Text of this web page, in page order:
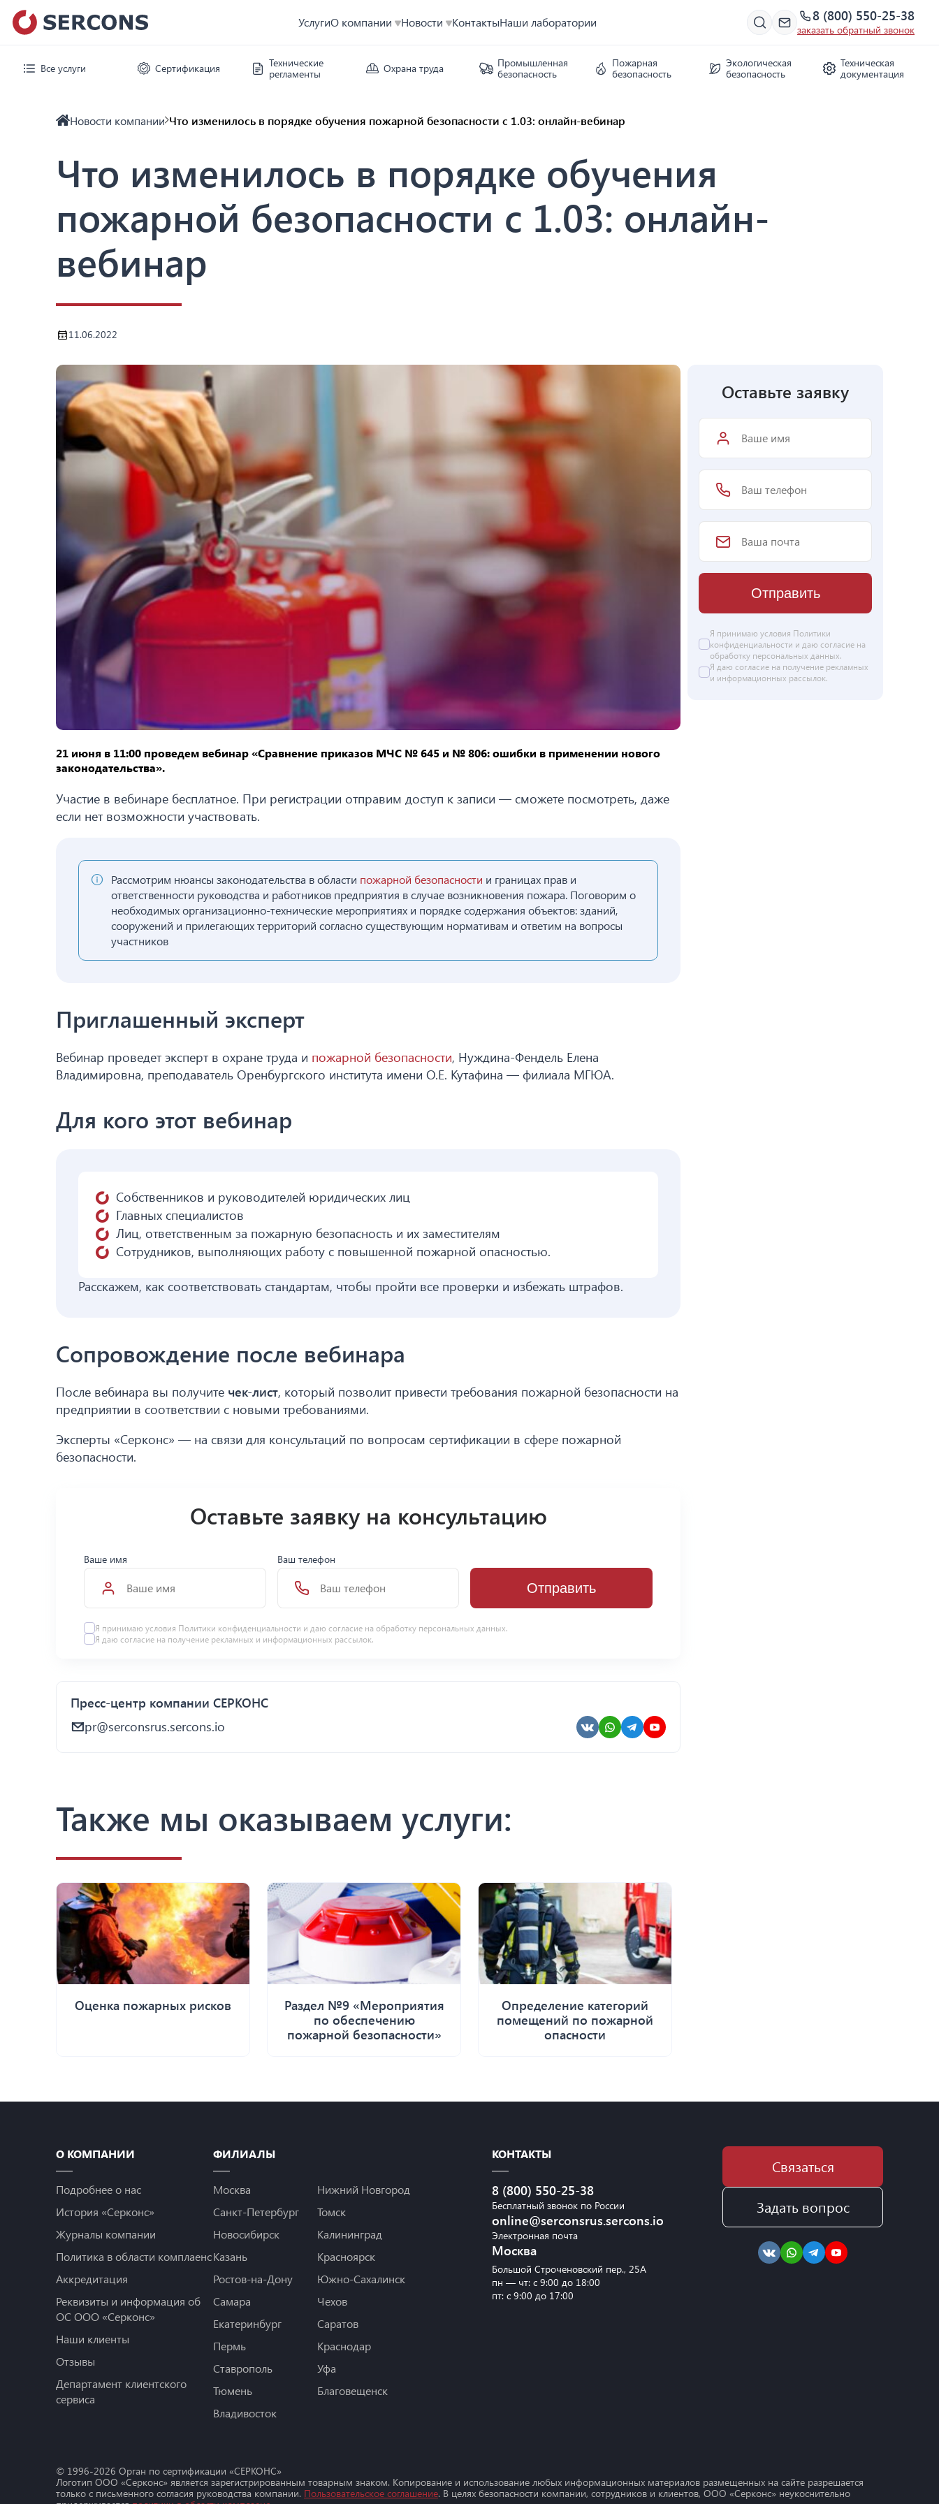
УслугиО компании Новости КонтактыНаши лаборатории 8 (800) 550-25-38
заказать обратный звонок
Все услуги Сертификация
Технические
регламенты
Охрана труда
Промышленная
безопасность
Пожарная
безопасность
Экологическая
безопасность
Техническая
документация
Новости компании Что изменилось в порядке обучения пожарной безопасности с 1.03: онлайн-вебинар
Что изменилось в порядке обучения
пожарной безопасности с 1.03: онлайн-
вебинар
11.06.2022
21 июня в 11:00 проведем вебинар «Сравнение приказов МЧС № 645 и № 806: ошибки в применении нового
законодательства».
Участие в вебинаре бесплатное. При регистрации отправим доступ к записи — сможете посмотреть, даже
если нет возможности участвовать.
Рассмотрим нюансы законодательства в области пожарной безопасности и границах прав и
ответственности руководства и работников предприятия в случае возникновения пожара. Поговорим о
необходимых организационно-технические мероприятиях и порядке содержания объектов: зданий,
сооружений и прилегающих территорий согласно существующим нормативам и ответим на вопросы
участников
Приглашенный эксперт
Вебинар проведет эксперт в охране труда и пожарной безопасности, Нуждина-Фендель Елена
Владимировна, преподаватель Оренбургского института имени О.Е. Кутафина — филиала МГЮА.
Для кого этот вебинар
Собственников и руководителей юридических лиц
Главных специалистов
Лиц, ответственным за пожарную безопасность и их заместителям
Сотрудников, выполняющих работу с повышенной пожарной опасностью.
Расскажем, как соответствовать стандартам, чтобы пройти все проверки и избежать штрафов.
Сопровождение после вебинара
После вебинара вы получите чек-лист, который позволит привести требования пожарной безопасности на
предприятии в соответствии с новыми требованиями.
Эксперты «Серконс» — на связи для консультаций по вопросам сертификации в сфере пожарной
безопасности.
Оставьте заявку на консультацию
Ваше имя Ваш телефон
Отправить
Я принимаю условия Политики конфиденциальности и даю согласие на обработку персональных данных.
Я даю согласие на получение рекламных и информационных рассылок.
Пресс-центр компании СЕРКОНС
pr@serconsrus.sercons.io
Оставьте заявку
Отправить
Я принимаю условия Политики
конфиденциальности и даю согласие на
обработку персональных данных.
Я даю согласие на получение рекламных
и информационных рассылок.
Также мы оказываем услуги:
Оценка пожарных рисков
Раздел №9 «Мероприятия
по обеспечению
пожарной безопасности»
Определение категорий
помещений по пожарной
опасности
О КОМПАНИИ
Подробнее о нас
История «Серконс»
Журналы компании
Политика в области комплаенс
Аккредитация
Реквизиты и информация об
ОС ООО «Серконс»
Наши клиенты
Отзывы
Департамент клиентского
сервиса
ФИЛИАЛЫ
Москва
Санкт-Петербург
Новосибирск
Казань
Ростов-на-Дону
Самара
Екатеринбург
Пермь
Ставрополь
Тюмень
Владивосток
Нижний Новгород
Томск
Калининград
Красноярск
Южно-Сахалинск
Чехов
Саратов
Краснодар
Уфа
Благовещенск
КОНТАКТЫ
8 (800) 550-25-38
Бесплатный звонок по России
online@serconsrus.sercons.io
Электронная почта
Москва
Большой Строченовский пер., 25А
пн — чт: с 9:00 до 18:00
пт: с 9:00 до 17:00
Связаться
Задать вопрос
© 1996-2026 Орган по сертификации «СЕРКОНС»
Логотип ООО «Серконс» является зарегистрированным товарным знаком. Копирование и использование любых информационных материалов размещенных на сайте разрешается
только с письменного согласия руководства компании. Пользовательское соглашение. В целях безопасности компании, сотрудников и клиентов, ООО «Серконс» неукоснительно